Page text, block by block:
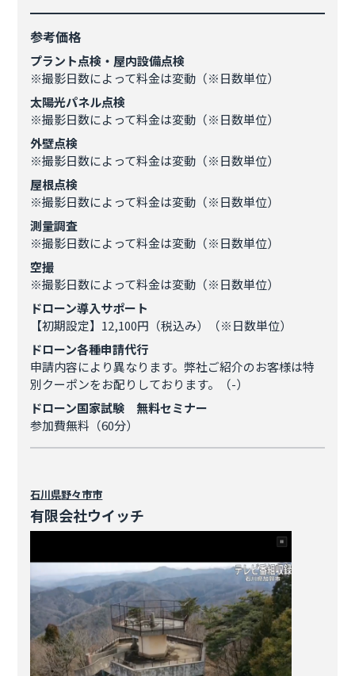
参考価格
プラント点検・屋内設備点検
※撮影日数によって料金は変動（※日数単位）
太陽光パネル点検
※撮影日数によって料金は変動（※日数単位）
外壁点検
※撮影日数によって料金は変動（※日数単位）
屋根点検
※撮影日数によって料金は変動（※日数単位）
測量調査
※撮影日数によって料金は変動（※日数単位）
空撮
※撮影日数によって料金は変動（※日数単位）
ドローン導入サポート
【初期設定】12,100円（税込み）（※日数単位）
ドローン各種申請代行
申請内容により異なります。弊社ご紹介のお客様は特
別クーポンをお配りしております。（-）
ドローン国家試験 無料セミナー
参加費無料（60分）
石川県野々市市
有限会社ウイッチ